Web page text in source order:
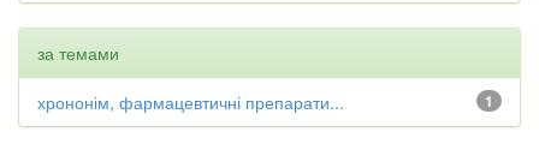
за темами
1
хрононім, фармацевтичні препарати...